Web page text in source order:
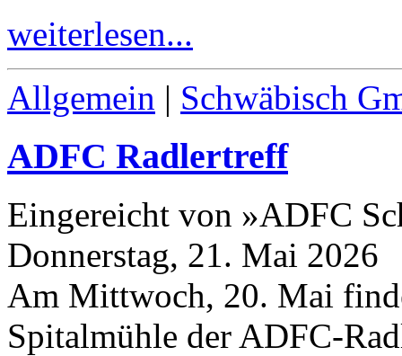
weiterlesen...
Allgemein | Schwäbisch
ADFC Radlertreff
Eingereicht von »ADFC
Donnerstag, 21. Mai 2026
Am Mittwoch, 20. Mai
Spitalmühle der ADFC-​